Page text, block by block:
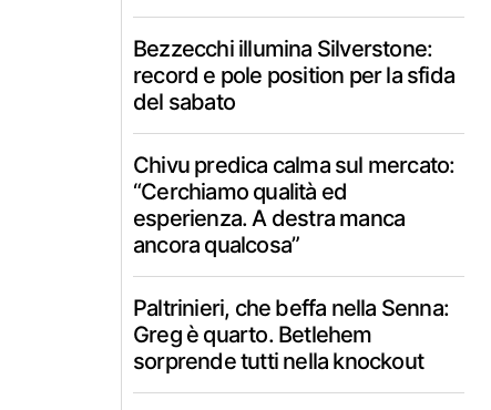
Bezzecchi illumina Silverstone:
record e pole position per la sfida
del sabato
Chivu predica calma sul mercato:
“Cerchiamo qualità ed
esperienza. A destra manca
ancora qualcosa”
Paltrinieri, che beffa nella Senna:
Greg è quarto. Betlehem
sorprende tutti nella knockout